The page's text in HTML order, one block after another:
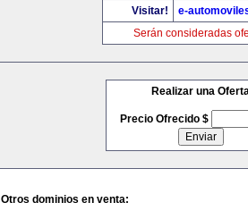
Visitar!
e-
Serán consideradas
Realizar una
Precio Ofrecido $
Otros dominios en venta: